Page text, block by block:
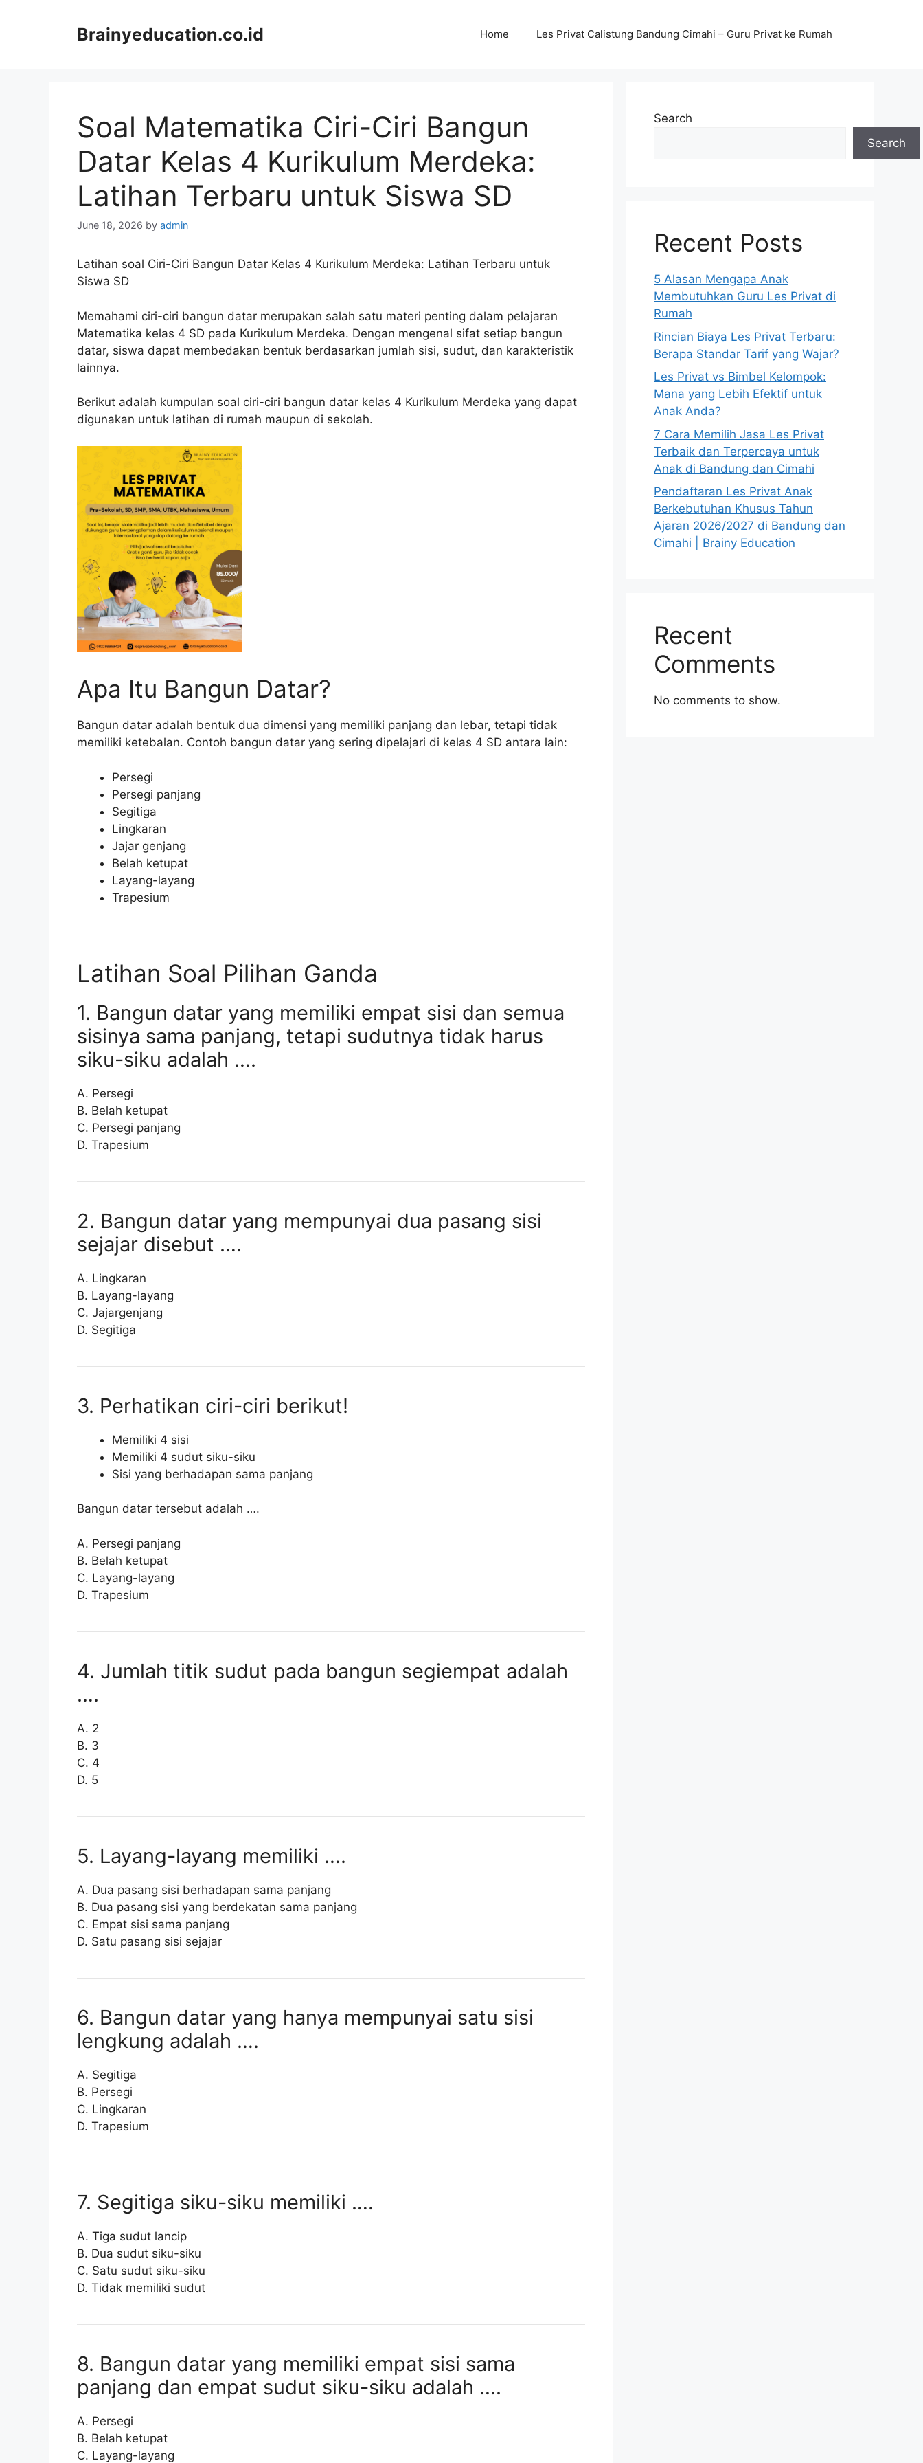
Brainyeducation.co.id Home Les Privat Calistung Bandung Cimahi – Guru Privat ke Rumah
Soal Matematika Ciri-Ciri Bangun
Datar Kelas 4 Kurikulum Merdeka:
Latihan Terbaru untuk Siswa SD
June 18, 2026 by admin
Latihan soal Ciri-Ciri Bangun Datar Kelas 4 Kurikulum Merdeka: Latihan Terbaru untuk
Siswa SD
Memahami ciri-ciri bangun datar merupakan salah satu materi penting dalam pelajaran
Matematika kelas 4 SD pada Kurikulum Merdeka. Dengan mengenal sifat setiap bangun
datar, siswa dapat membedakan bentuk berdasarkan jumlah sisi, sudut, dan karakteristik
lainnya.
Berikut adalah kumpulan soal ciri-ciri bangun datar kelas 4 Kurikulum Merdeka yang dapat
digunakan untuk latihan di rumah maupun di sekolah.
Apa Itu Bangun Datar?
Bangun datar adalah bentuk dua dimensi yang memiliki panjang dan lebar, tetapi tidak
memiliki ketebalan. Contoh bangun datar yang sering dipelajari di kelas 4 SD antara lain:
Persegi
Persegi panjang
Segitiga
Lingkaran
Jajar genjang
Belah ketupat
Layang-layang
Trapesium
Latihan Soal Pilihan Ganda
1. Bangun datar yang memiliki empat sisi dan semua
sisinya sama panjang, tetapi sudutnya tidak harus
siku-siku adalah ….
A. Persegi
B. Belah ketupat
C. Persegi panjang
D. Trapesium
2. Bangun datar yang mempunyai dua pasang sisi
sejajar disebut ….
A. Lingkaran
B. Layang-layang
C. Jajargenjang
D. Segitiga
3. Perhatikan ciri-ciri berikut!
Memiliki 4 sisi
Memiliki 4 sudut siku-siku
Sisi yang berhadapan sama panjang
Bangun datar tersebut adalah ….
A. Persegi panjang
B. Belah ketupat
C. Layang-layang
D. Trapesium
4. Jumlah titik sudut pada bangun segiempat adalah
….
A. 2
B. 3
C. 4
D. 5
5. Layang-layang memiliki ….
A. Dua pasang sisi berhadapan sama panjang
B. Dua pasang sisi yang berdekatan sama panjang
C. Empat sisi sama panjang
D. Satu pasang sisi sejajar
6. Bangun datar yang hanya mempunyai satu sisi
lengkung adalah ….
A. Segitiga
B. Persegi
C. Lingkaran
D. Trapesium
7. Segitiga siku-siku memiliki ….
A. Tiga sudut lancip
B. Dua sudut siku-siku
C. Satu sudut siku-siku
D. Tidak memiliki sudut
8. Bangun datar yang memiliki empat sisi sama
panjang dan empat sudut siku-siku adalah ….
A. Persegi
B. Belah ketupat
C. Layang-layang
Search
Search
Recent Posts
5 Alasan Mengapa Anak
Membutuhkan Guru Les Privat di
Rumah
Rincian Biaya Les Privat Terbaru:
Berapa Standar Tarif yang Wajar?
Les Privat vs Bimbel Kelompok:
Mana yang Lebih Efektif untuk
Anak Anda?
7 Cara Memilih Jasa Les Privat
Terbaik dan Terpercaya untuk
Anak di Bandung dan Cimahi
Pendaftaran Les Privat Anak
Berkebutuhan Khusus Tahun
Ajaran 2026/2027 di Bandung dan
Cimahi | Brainy Education
Recent
Comments
No comments to show.